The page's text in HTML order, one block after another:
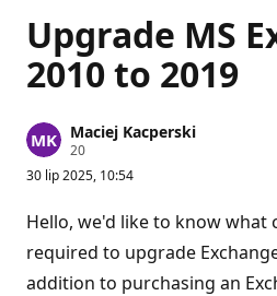
Upgrade MS
2010 to 2019
Maciej Kacperski
20P
n
t
y
r
e
p
30 lip 2025, 10:54
Hello, we'd like to know what
required to upgrade
addition to purchasing an